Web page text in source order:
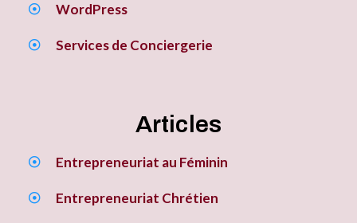
WordPress
Services de Conciergerie
Articles
Entrepreneuriat au Féminin
Entrepreneuriat Chrétien